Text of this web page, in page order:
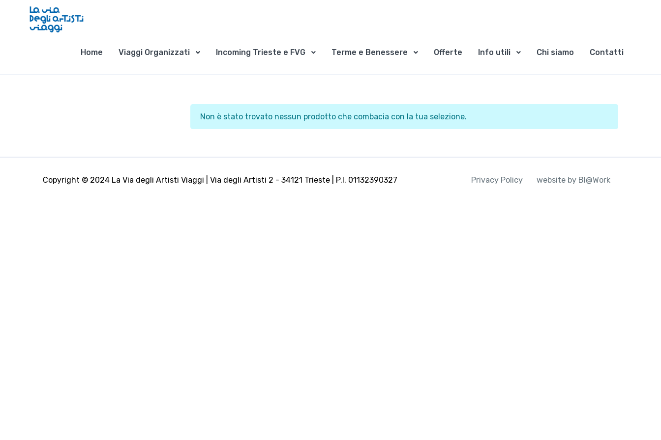
Home Viaggi Organizzati Incoming Trieste e FVG Terme e Benessere Offerte Info utili Chi siamo Contatti
Non è stato trovato nessun prodotto che combacia con la tua selezione.
Copyright © 2024 La Via degli Artisti Viaggi | Via degli Artisti 2 - 34121 Trieste | P.I. 01132390327 Privacy Policy website by BI@Work